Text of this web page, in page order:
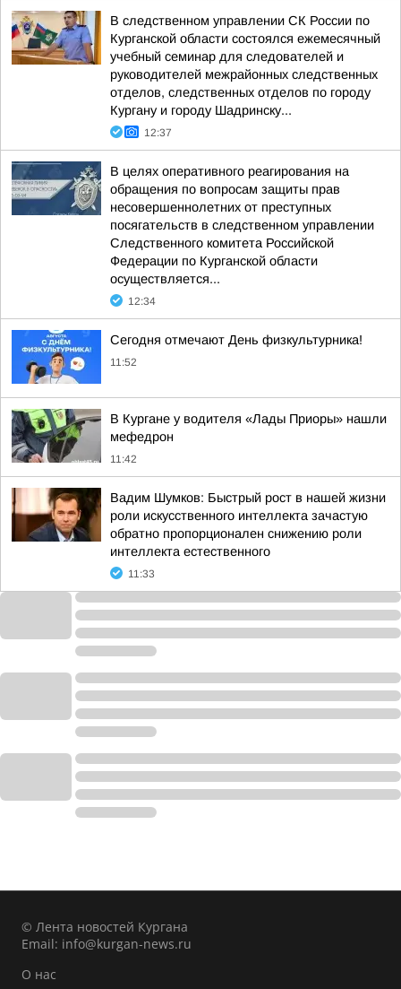
В следственном управлении СК России по
Курганской области состоялся ежемесячный
учебный семинар для следователей и
руководителей межрайонных следственных
отделов, следственных отделов по городу
Кургану и городу Шадринску...
12:37
В целях оперативного реагирования на
обращения по вопросам защиты прав
несовершеннолетних от преступных
посягательств в следственном управлении
Следственного комитета Российской
Федерации по Курганской области
осуществляется...
12:34
Сегодня отмечают День физкультурника!
11:52
В Кургане у водителя «Лады Приоры» нашли
мефедрон
11:42
Вадим Шумков: Быстрый рост в нашей жизни
роли искусственного интеллекта зачастую
обратно пропорционален снижению роли
интеллекта естественного
11:33
© Лента новостей Кургана
Email: info@kurgan-news.ru
О нас